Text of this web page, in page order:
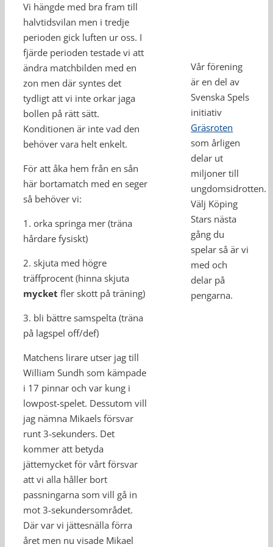
Vi hängde med bra fram till
halvtidsvilan men i tredje
perioden gick luften ur oss. I
fjärde perioden testade vi att
ändra matchbilden med en
zon men där syntes det
tydligt att vi inte orkar jaga
bollen på rätt sätt.
Konditionen är inte vad den
behöver vara helt enkelt.
För att åka hem från en sån
här bortamatch med en seger
så behöver vi:
1. orka springa mer (träna
hårdare fysiskt)
2. skjuta med högre
träffprocent (hinna skjuta
mycket fler skott på träning)
3. bli bättre samspelta (träna
på lagspel off/def)
Matchens lirare utser jag till
William Sundh som kämpade
i 17 pinnar och var kung i
lowpost-spelet. Dessutom vill
jag nämna Mikaels försvar
runt 3-sekunders. Det
kommer att betyda
jättemycket för vårt försvar
att vi alla håller bort
passningarna som vill gå in
mot 3-sekundersområdet.
Där var vi jättesnälla förra
året men nu visade Mikael
Vår förening
är en del av
Svenska Spels
initiativ
Gräsroten
som årligen
delar ut
miljoner till
ungdomsidrotten.
Välj Köping
Stars nästa
gång du
spelar så är vi
med och
delar på
pengarna.